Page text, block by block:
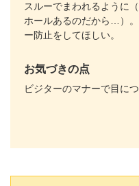
スルーでまわれるように
ホールあるのだから…）
ー防止をしてほしい。
お気づきの点
ビジターのマナーで目につ